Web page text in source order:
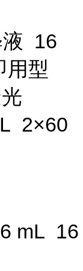
液 16
型
2×60
mL 16